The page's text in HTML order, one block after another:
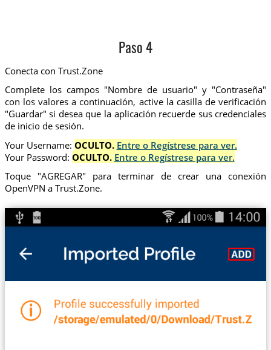
Paso 4
Conecta con Trust.Zone
Complete los campos "Nombre de usuario" y "Contraseña"
con los valores a continuación, active la casilla de verificación
"Guardar" si desea que la aplicación recuerde sus credenciales
de inicio de sesión.
Your Username: OCULTO. Entre o Regístrese para ver.
Your Password: OCULTO. Entre o Regístrese para ver.
Toque "AGREGAR" para terminar de crear una conexión
OpenVPN a Trust.Zone.